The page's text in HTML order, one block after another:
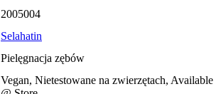
2005004
Selahatin
Pielęgnacja zębów
Vegan, Nietestowane na zwierzętach, Available